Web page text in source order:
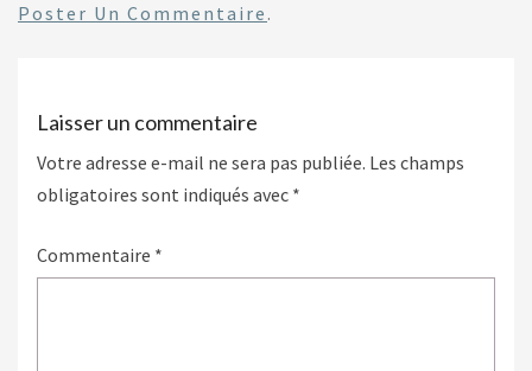
Poster Un Commentaire .
Laisser un commentaire
Votre adresse e-mail ne sera pas publiée. Les champs
obligatoires sont indiqués avec *
Commentaire *